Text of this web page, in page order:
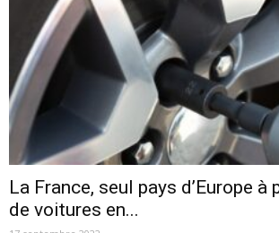
La France, seul pays d’Europe à
de voitures en...